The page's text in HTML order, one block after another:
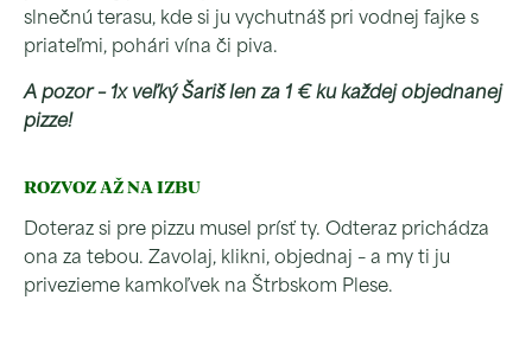
slnečnú terasu, kde si ju vychutnáš pri vodnej fajke s
priateľmi, pohári vína či piva.
A pozor – 1x veľký Šariš len za 1 € ku každej objednanej
pizze!
ROZVOZ AŽ NA IZBU
Doteraz si pre pizzu musel prísť ty. Odteraz prichádza
ona za tebou. Zavolaj, klikni, objednaj – a my ti ju
privezieme kamkoľvek na Štrbskom Plese.